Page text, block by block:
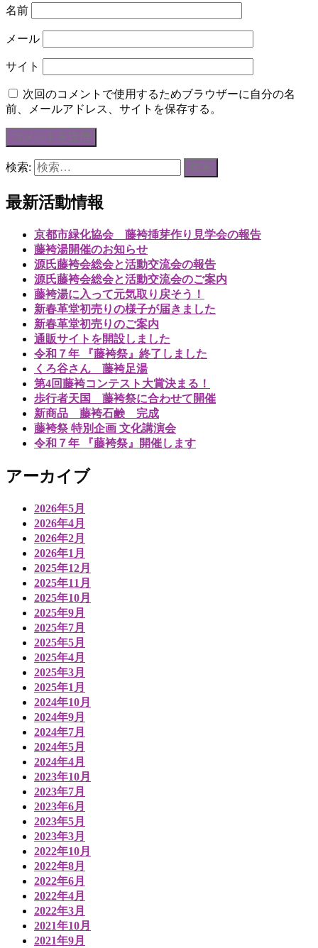
名前
メール
サイト
次回のコメントで使用するためブラウザーに自分の名
前、メールアドレス、サイトを保存する。
検索:
最新活動情報
京都市緑化協会 藤袴挿芽作り見学会の報告
藤袴湯開催のお知らせ
源氏藤袴会総会と活動交流会の報告
源氏藤袴会総会と活動交流会のご案内
藤袴湯に入って元気取り戻そう！
新春革堂初売りの様子が届きました
新春革堂初売りのご案内
通販サイトを開設しました
令和７年 『藤袴祭』終了しました
くろ谷さん 藤袴足湯
第4回藤袴コンテスト大賞決まる！
歩行者天国 藤袴祭に合わせて開催
新商品 藤袴石鹸 完成
藤袴祭 特別企画 文化講演会
令和７年 『藤袴祭』開催します
アーカイブ
2026年5月
2026年4月
2026年2月
2026年1月
2025年12月
2025年11月
2025年10月
2025年9月
2025年7月
2025年5月
2025年4月
2025年3月
2025年1月
2024年10月
2024年9月
2024年7月
2024年5月
2024年4月
2023年10月
2023年7月
2023年6月
2023年5月
2023年3月
2022年10月
2022年8月
2022年6月
2022年4月
2022年3月
2021年10月
2021年9月